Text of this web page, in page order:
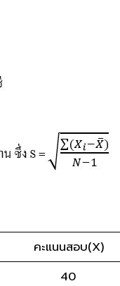
คะแนนสอบ(X)
40